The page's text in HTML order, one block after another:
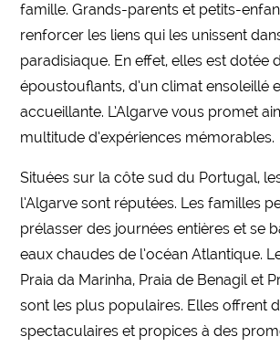
famille. Grands-parents et petits-
renforcer les liens qui les unissent
paradisiaque. En effet, elles est dotée
époustouflants, d’un climat ensoleillé
accueillante. L’Algarve vous promet
multitude d’expériences mémorables.
Situées sur la côte sud du Portugal,
l’Algarve sont réputées. Les familles
prélasser des journées entières et se
eaux chaudes de l’océan Atlantique.
Praia da Marinha, Praia de Benagil et
sont les plus populaires. Elles offrent
spectaculaires et propices à des